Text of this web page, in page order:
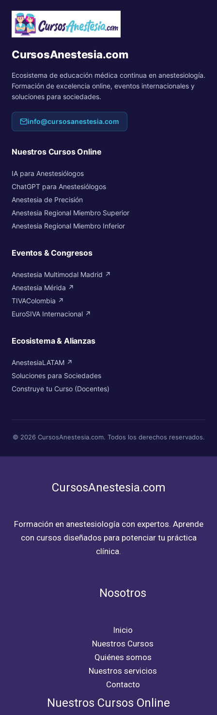
CursosAnestesia.com
Ecosistema de educación médica continua en anestesiología.
Formación de excelencia online, eventos internacionales y
soluciones para sociedades.
info@cursosanestesia.com
Nuestros Cursos Online
IA para Anestesiólogos
ChatGPT para Anestesiólogos
Anestesia de Precisión
Anestesia Regional Miembro Superior
Anestesia Regional Miembro Inferior
Eventos & Congresos
Anestesia Multimodal Madrid ↗
Anestesia Mérida ↗
TIVAColombia ↗
EuroSIVA Internacional ↗
Ecosistema & Alianzas
AnestesiaLATAM ↗
Soluciones para Sociedades
Construye tu Curso (Docentes)
© 2026 CursosAnestesia.com. Todos los derechos reservados.
CursosAnestesia.com
Formación en anestesiología con expertos. Aprende
con cursos diseñados para potenciar tu práctica
clínica.
Nosotros
Inicio
Nuestros Cursos
Quiénes somos
Nuestros servicios
Contacto
Nuestros Cursos Online